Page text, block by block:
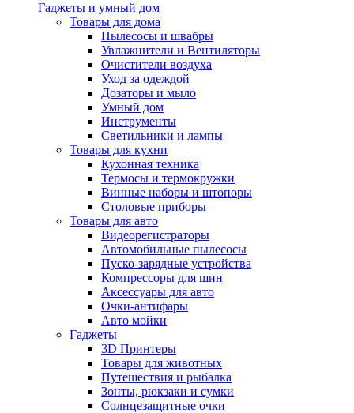
Гаджеты и умный дом
Товары для дома
Пылесосы и швабры
Увлажнители и Вентиляторы
Очистители воздуха
Уход за одеждой
Дозаторы и мыло
Умный дом
Инструменты
Светильники и лампы
Товары для кухни
Кухонная техника
Термосы и термокружки
Винные наборы и штопоры
Столовые приборы
Товары для авто
Видеорегистраторы
Автомобильные пылесосы
Пуско-зарядные устройства
Компрессоры для шин
Аксессуары для авто
Очки-антифары
Авто мойки
Гаджеты
3D Принтеры
Товары для животных
Путешествия и рыбалка
Зонты, рюкзаки и сумки
Солнцезащитные очки